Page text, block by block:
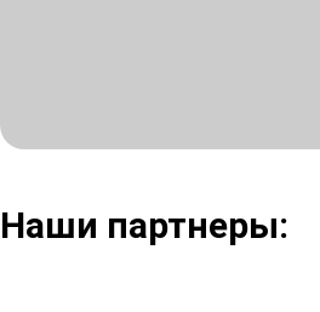
Наши партнеры: